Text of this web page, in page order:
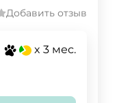
Добавить отзыв
x 3 мес.